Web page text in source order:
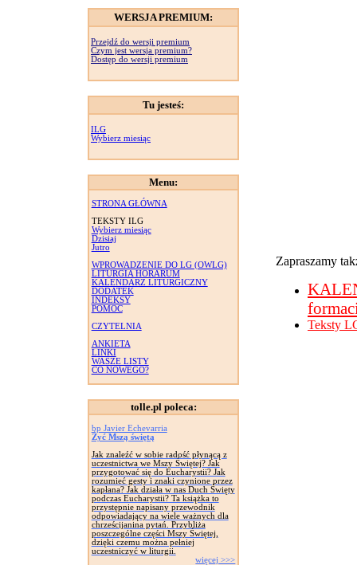
WERSJA PREMIUM:
Przejdź do wersji premium
Czym jest wersja premium?
Dostęp do wersji premium
Tu jesteś:
ILG
Wybierz miesiąc
Menu:
STRONA GŁÓWNA
TEKSTY ILG
Wybierz miesiąc
Dzisiaj
Jutro
WPROWADZENIE DO LG (OWLG)
LITURGIA HORARUM
KALENDARZ LITURGICZNY
DODATEK
INDEKSY
POMOC
CZYTELNIA
ANKIETA
LINKI
WASZE LISTY
CO NOWEGO?
tolle.pl poleca:
bp Javier Echevarria
Żyć Mszą świętą
Jak znaleźć w sobie radość płynącą z
uczestnictwa we Mszy Świętej? Jak
przygotować się do Eucharystii? Jak
rozumieć gesty i znaki czynione przez
kapłana? Jak działa w nas Duch Święty
podczas Eucharystii? Ta książka to
przystępnie napisany przewodnik
odpowiadający na wiele ważnych dla
chrześcijanina pytań. Przybliża
poszczególne części Mszy Świętej,
dzięki czemu można pełniej
uczestniczyć w liturgii.
więcej >>>
Zapraszamy
Teksty